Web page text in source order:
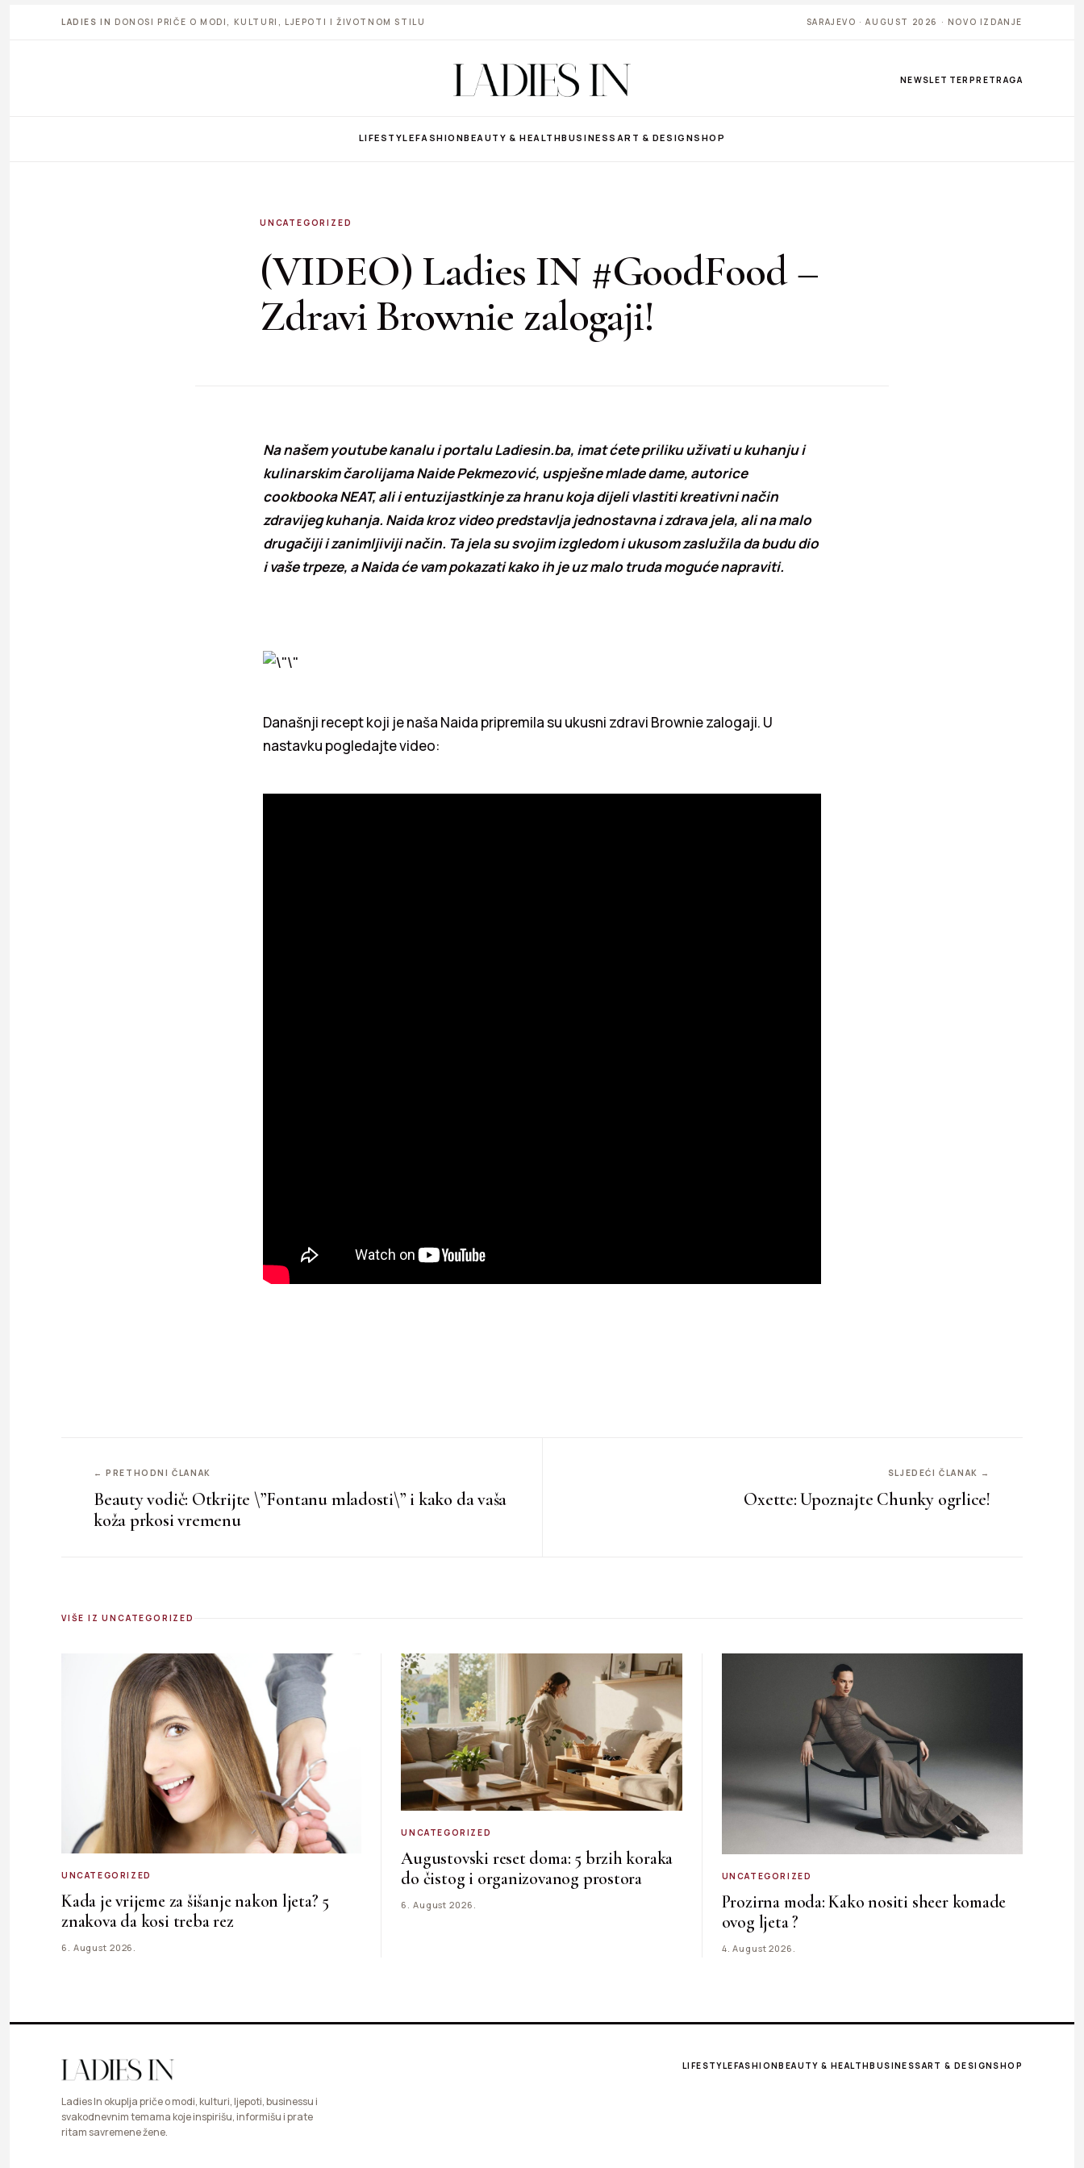
LADIES IN DONOSI PRIČE O MODI, KULTURI, LJEPOTI I ŽIVOTNOM STILU SARAJEVO · AUGUST 2026 · NOVO IZDANJE
NEWSLETTER PRETRAGA
LIFESTYLEFASHIONBEAUTY & HEALTHBUSINESS ART & DESIGNSHOP
UNCATEGORIZED
(VIDEO) Ladies IN #GoodFood –
Zdravi Brownie zalogaji!
Na našem youtube kanalu i portalu Ladiesin.ba, imat ćete priliku uživati u kuhanju i
kulinarskim čarolijama Naide Pekmezović, uspješne mlade dame, autorice
cookbooka NEAT, ali i entuzijastkinje za hranu koja dijeli vlastiti kreativni način
zdravijeg kuhanja. Naida kroz video predstavlja jednostavna i zdrava jela, ali na malo
drugačiji i zanimljiviji način. Ta jela su svojim izgledom i ukusom zaslužila da budu dio
i vaše trpeze, a Naida će vam pokazati kako ih je uz malo truda moguće napraviti.
Današnji recept koji je naša Naida pripremila su ukusni zdravi Brownie zalogaji. U
nastavku pogledajte video:
← PRETHODNI ČLANAK
Beauty vodič: Otkrijte \”Fontanu mladosti\” i kako da vaša
koža prkosi vremenu
SLJEDEĆI ČLANAK →
Oxette: Upoznajte Chunky ogrlice!
VIŠE IZ UNCATEGORIZED
UNCATEGORIZED
Kada je vrijeme za šišanje nakon ljeta? 5
znakova da kosi treba rez
6. August 2026.
UNCATEGORIZED
Augustovski reset doma: 5 brzih koraka
do čistog i organizovanog prostora
6. August 2026.
UNCATEGORIZED
Prozirna moda: Kako nositi sheer komade
ovog ljeta ?
4. August 2026.
Ladies In okuplja priče o modi, kulturi, ljepoti, businessu i
svakodnevnim temama koje inspirišu, informišu i prate
ritam savremene žene.
LIFESTYLEFASHIONBEAUTY & HEALTHBUSINESSART & DESIGNSHOP